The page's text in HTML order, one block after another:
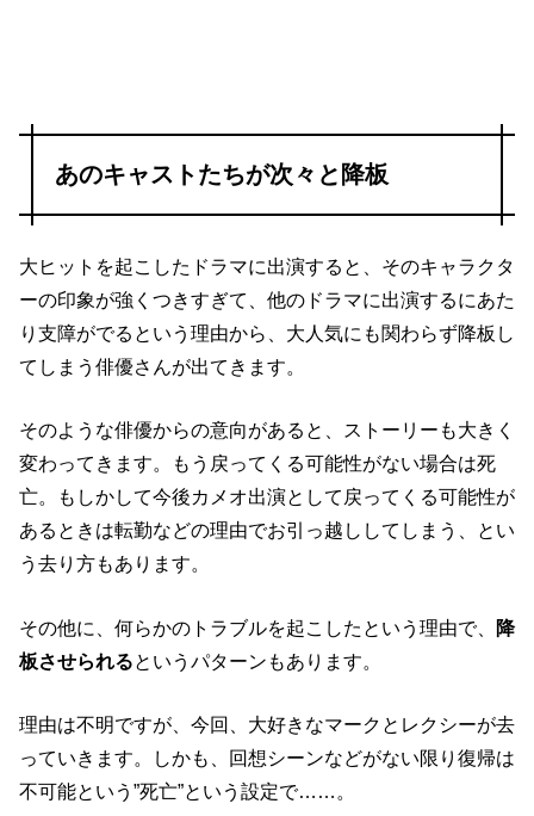
あのキャストたちが次々と降板
大ヒットを起こしたドラマに出演すると、そのキャラクタ
ーの印象が強くつきすぎて、他のドラマに出演するにあた
り支障がでるという理由から、大人気にも関わらず降板し
てしまう俳優さんが出てきます。
そのような俳優からの意向があると、ストーリーも大きく
変わってきます。もう戻ってくる可能性がない場合は死
亡。もしかして今後カメオ出演として戻ってくる可能性が
あるときは転勤などの理由でお引っ越ししてしまう、とい
う去り方もあります。
その他に、何らかのトラブルを起こしたという理由で、
降
板させられるというパターンもあります。
理由は不明ですが、今回、大好きなマークとレクシーが去
っていきます。しかも、回想シーンなどがない限り復帰は
不可能という”死亡”という設定で……。